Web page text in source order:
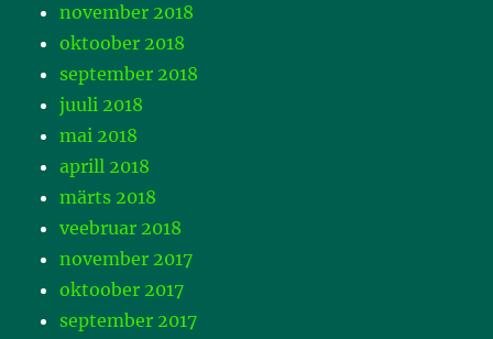
november 2018
oktoober 2018
september 2018
juuli 2018
mai 2018
aprill 2018
märts 2018
veebruar 2018
november 2017
oktoober 2017
september 2017